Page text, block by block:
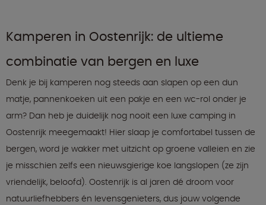
Kamperen in Oostenrijk: de ultieme
combinatie van bergen en luxe
Denk je bij kamperen nog steeds aan slapen op een dun
matje, pannenkoeken uit een pakje en een wc-rol onder je
arm? Dan heb je duidelijk nog nooit een luxe camping in
Oostenrijk meegemaakt! Hier slaap je comfortabel tussen de
bergen, word je wakker met uitzicht op groene valleien en zie
je misschien zelfs een nieuwsgierige koe langslopen (ze zijn
vriendelijk, beloofd). Oostenrijk is al jaren dé droom voor
natuurliefhebbers én levensgenieters, dus jouw volgende